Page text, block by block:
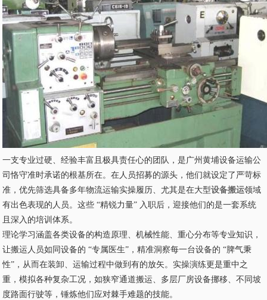
一支专业过硬、经验丰富且极具责任心的团队，是广州黄埔设备运输公
司恪守准时承诺的根基所在。在人员招募的源头，他们就设定了严苛标
准，优先筛选具备多年物流运输实操履历、尤其是在大型设备搬运领域
有出色表现的人员。这些 “精锐力量” 入职后，迎接他们的是一套系统
且深入的培训体系。
理论学习涵盖各类设备的构造原理、机械性能、重心分布等专业知识，
让搬运人员如同设备的 “专属医生”，精准洞察每一台设备的 “脾气秉
性”，从而在装卸、运输过程中做到有的放矢。实操演练更是重中之
重，模拟各种复杂工况，如狭窄通道搬运、多层厂房设备挪移、不同坡
度路面行驶等，锤炼他们应对棘手难题的技能。